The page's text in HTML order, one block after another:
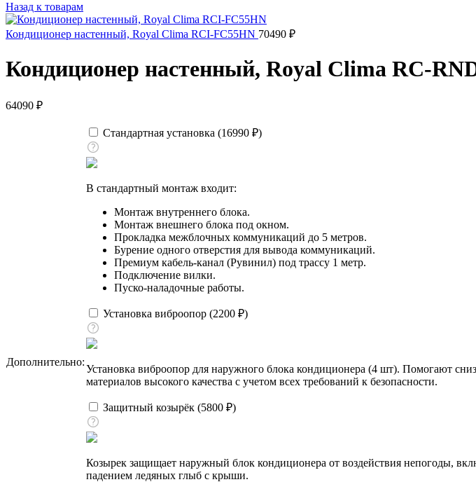
Назад к товарам
Кондиционер настенный, Royal Clima RCI-FC55HN 70490 ₽
Кондиционер настенный, Royal Clima RC-
64090 ₽
Дополнительно:
Стандартная установка (16990 ₽)
В стандартный монтаж входит:
Монтаж внутреннего блока.
Монтаж внешнего блока под окном.
Прокладка межблочных коммуникаций до 5 метров.
Бурение одного отверстия для вывода коммуникаций.
Премиум кабель-канал (Рувинил) под трассу 1 метр.
Подключение вилки.
Пуско-наладочные работы.
Установка виброопор (2200 ₽)
Установка виброопор для наружного блока кондиционера (4 шт). Помогают
материалов высокого качества с учетом всех требований к безопасности.
Защитный козырёк (5800 ₽)
Козырек защищает наружный блок кондиционера от воздействия непогоды,
падением ледяных глыб с крыши.